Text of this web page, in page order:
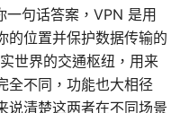
句话答案，VPN 是用
的位置并保护数据传输的
世界的交通枢纽，用来
全不同，功能也大相径
说清楚这两者在不同场景